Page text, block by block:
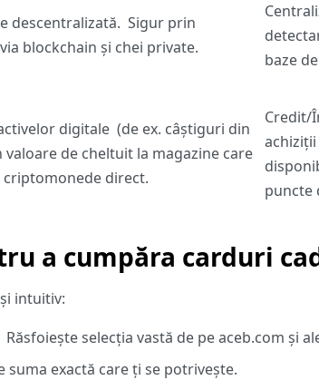
descentralizată. Sigur prin
blockchain și chei private.
baze
digitale (de ex. câștiguri din
valoare de cheltuit la magazine care
criptomonede direct.
Credit/
puncte
a cumpăra carduri
intuitiv:
Răsfoiește selecția vastă de pe aceb.com și
suma exactă care ți se potrivește.